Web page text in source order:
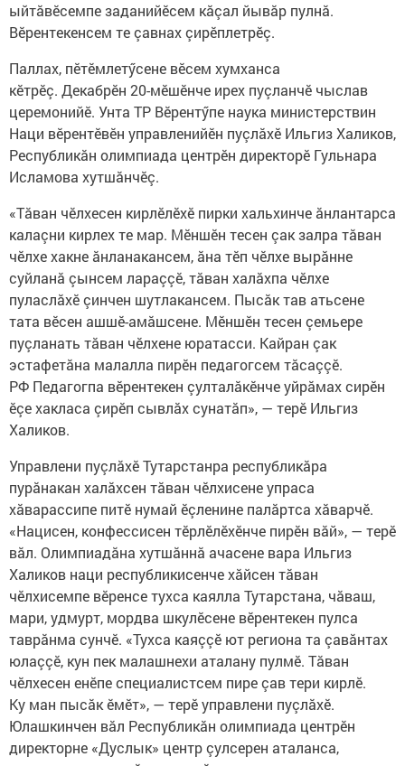
ыйтăвӗсемпе заданийӗсем кăçал йывăр пулнă.
Вӗрентекенсем те çавнах çирӗплетрӗç.
Паллах, пӗтӗмлетӳсене вӗсем хумханса
кӗтрӗç. Декабрӗн 20-мӗшӗнче ирех пуçланчӗ чыслав
церемонийӗ. Унта ТР Вӗрентӳпе наука министерствин
Наци вӗрентӗвӗн управленийӗн пуçлăхӗ Ильгиз Халиков,
Республикăн олимпиада центрӗн директорӗ Гульнара
Исламова хутшăнчӗç.
«Тăван чӗлхесен кирлӗлӗхӗ пирки хальхинче ăнлантарса
калаçни кирлех те мар. Мӗншӗн тесен çак залра тăван
чӗлхе хакне ăнланакансем, ăна тӗп чӗлхе вырăнне
суйланă çынсем лараççӗ, тăван халăхпа чӗлхе
пуласлăхӗ çинчен шутлакансем. Пысăк тав атьсене
тата вӗсен ашшӗ-амăшсене. Мӗншӗн тесен çемьере
пуçланать тăван чӗлхене юратасси. Кайран çак
эстафетăна малалла пирӗн педагогсем тăсаççӗ.
РФ Педагогпа вӗрентекен çулталăкӗнче уйрăмах сирӗн
ӗçе хакласа çирӗп сывлăх сунатăп», — терӗ Ильгиз
Халиков.
Управлени пуçлăхӗ Тутарстанра республикăра
пурăнакан халăхсен тăван чӗлхисене упраса
хăварассипе питӗ нумай ӗçленине палăртса хăварчӗ.
«Нацисен, конфессисен тӗрлӗлӗхӗнче пирӗн вăй», — терӗ
вăл. Олимпиадăна хутшăннă ачасене вара Ильгиз
Халиков наци республикисенче хăйсен тăван
чӗлхисемпе вӗренсе тухса каялла Тутарстана, чăваш,
мари, удмурт, мордва шкулӗсене вӗрентекен пулса
таврăнма сунчӗ. «Тухса каяççӗ ют региона та çавăнтах
юлаççӗ, кун пек малашнехи аталану пулмӗ. Тăван
чӗлхесен енӗпе специалистсем пире çав тери кирлӗ.
Ку ман пысăк ӗмӗт», — терӗ управлени пуçлăхӗ.
Юлашкинчен вăл Республикăн олимпиада центрӗн
директорне «Дуслык» центр çулсерен аталанса,